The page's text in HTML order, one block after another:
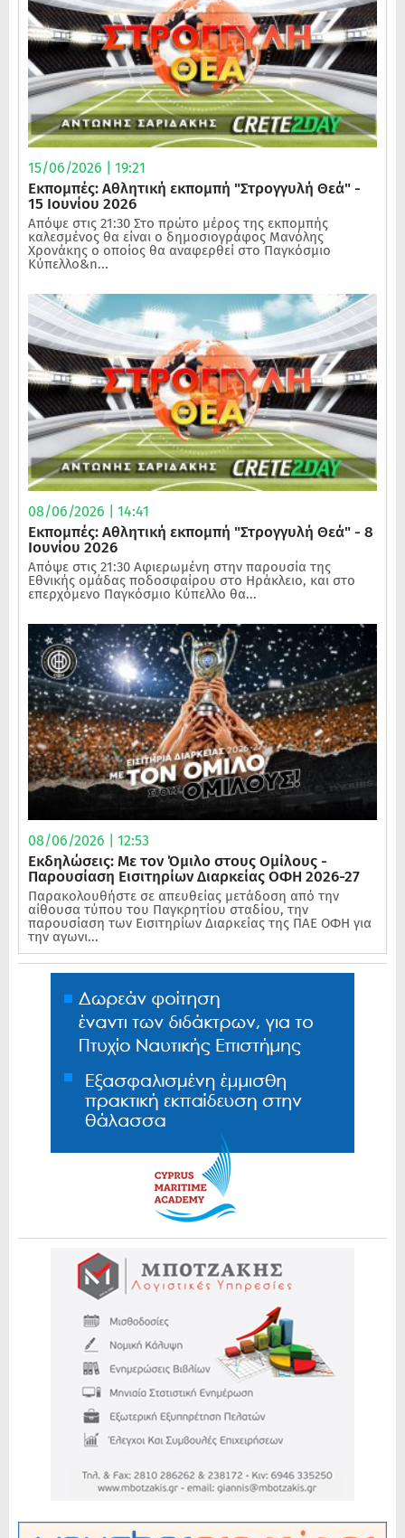
15/06/2026 | 19:21
Εκπομπές: Αθλητική εκπομπή "Στρογγυλή Θεά" -
15 Ιουνίου 2026
Απόψε στις 21:30 Στο πρώτο μέρος της εκπομπής
καλεσμένος θα είναι ο δημοσιογράφος Μανόλης
Χρονάκης ο οποίος θα αναφερθεί στο Παγκόσμιο
Κύπελλο&n...
08/06/2026 | 14:41
Εκπομπές: Αθλητική εκπομπή "Στρογγυλή Θεά" - 8
Ιουνίου 2026
Απόψε στις 21:30 Αφιερωμένη στην παρουσία της
Εθνικής ομάδας ποδοσφαίρου στο Ηράκλειο, και στο
επερχόμενο Παγκόσμιο Κύπελλο θα...
08/06/2026 | 12:53
Εκδηλώσεις: Με τον Όμιλο στους Ομίλους -
Παρουσίαση Εισιτηρίων Διαρκείας ΟΦΗ 2026-27
Παρακολουθήστε σε απευθείας μετάδοση από την
αίθουσα τύπου του Παγκρητίου σταδίου, την
παρουσίαση των Εισιτηρίων Διαρκείας της ΠΑΕ ΟΦΗ για
την αγωνι...